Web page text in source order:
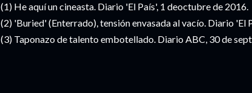
(1) He aquí un cineasta. Diario 'El País', 1 deoctubre de 2016.
(2) 'Buried' (Enterrado), tensión envasada al vacío. Diario 'El
(3) Taponazo de talento embotellado. Diario ABC, 30 de